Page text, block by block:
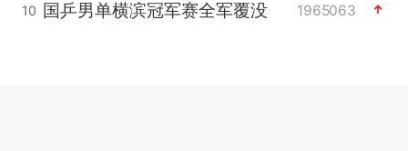
10 国乒男单横滨冠军赛全军覆没 1965063